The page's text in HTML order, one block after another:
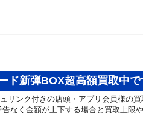
ド新弾BOX超高額買取中で
リンク付きの店頭・アプリ会員様の
なく金額が上下する場合と買取上限